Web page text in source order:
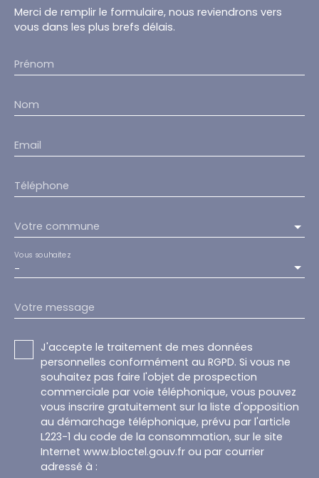
Merci de remplir le formulaire, nous reviendrons vers
vous dans les plus brefs délais.
Prénom
Nom
Email
Téléphone
Votre commune
-
Vous souhaitez
Votre message
J'accepte le traitement de mes données
personnelles conformément au RGPD. Si vous ne
souhaitez pas faire l'objet de prospection
commerciale par voie téléphonique, vous pouvez
vous inscrire gratuitement sur la liste d'opposition
au démarchage téléphonique, prévu par l'article
L223-1 du code de la consommation, sur le site
Internet www.bloctel.gouv.fr ou par courrier
adressé à :